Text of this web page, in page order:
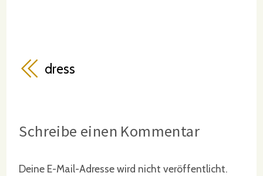
dress
Schreibe einen Kommentar
Deine E-Mail-Adresse wird nicht veröffentlicht.